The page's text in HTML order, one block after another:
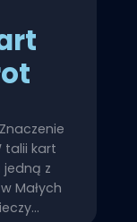
talii kart
z
Małych